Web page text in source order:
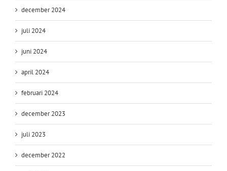
december 2024
juli 2024
juni 2024
april 2024
februari 2024
december 2023
juli 2023
december 2022